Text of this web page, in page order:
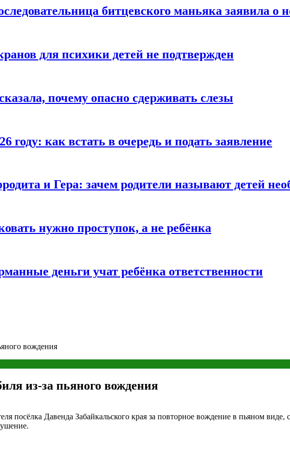
битцевского маньяка заявила о
для психики детей не подтвержден
почему опасно сдерживать слезы
году: как встать в очередь и подать заявление
и Гера: зачем родители называют детей
нужно проступок, а не ребёнка
деньги учат ребёнка ответственности
вождения
из-за пьяного вождения
посёлка Давенда Забайкальского края за повторное вождение в пьяном